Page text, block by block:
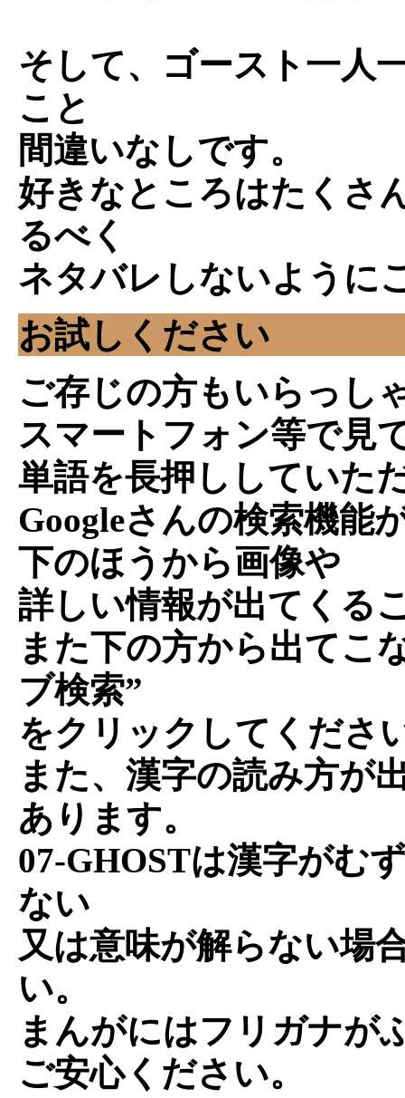
そして、ゴースト一人
こと
間違いなしです。
好きなところはたくさ
るべく
ネタバレしないように
お試しください
ご存じの方もいらっし
スマートフォン等で見
単語を長押ししていた
Googleさんの検索機能
下のほうから画像や
詳しい情報が出てくる
また下の方から出てこ
ブ検索”
をクリックしてくださ
また、漢字の読み方が
あります。
07-GHOSTは漢字がむ
ない
又は意味が解らない場
い。
まんがにはフリガナが
ご安心ください。